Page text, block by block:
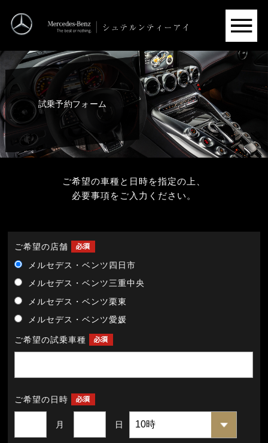
試乗予約フォーム
ご希望の車種と日時を指定の上、
必要事項をご入力ください。
ご希望の店舗
メルセデス・ベンツ四日市
メルセデス・ベンツ三重中央
メルセデス・ベンツ栗東
メルセデス・ベンツ愛媛
ご希望の試乗車種
ご希望の日時
月 日